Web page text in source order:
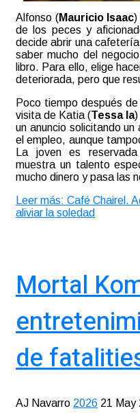
Alfonso (Mauricio Isaac)
de los peces y
decide abrir una
saber mucho del
libro. Para ello, elige
deteriorada, pero que
Poco tiempo después
visita de Katia (Tessa Ia
un anuncio solicitando
el empleo, aunque
La joven es
muestra un talento
mucho dinero y pasa las
Leer más: Café Chairel.
aliviar la soledad
Mortal
de
AJ Navarro 2026 21 May